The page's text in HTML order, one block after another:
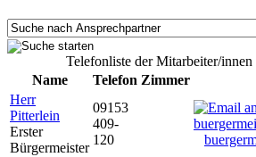
Telefonliste der Mitarbeiter/
Name
Telefon Zimmer
Herr
Pitterlein
Erster
Bürgermeister
09153
409-
120